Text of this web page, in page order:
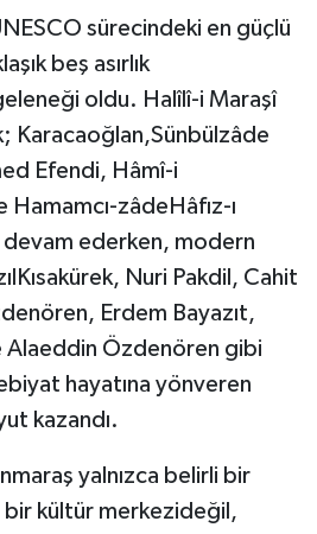
sürecindeki en güçlü
beş asırlık
oldu. Halîlî-i Maraşî
Karacaoğlan,Sünbülzâde
Efendi, Hâmî-i
zâdeHâfız-ı
ederken, modern
Nuri Pakdil, Cahit
Erdem Bayazıt,
Alaeddin Özdenören gibi
hayatına yönveren
kazandı.
yalnızca belirli bir
bir kültür merkezideğil,